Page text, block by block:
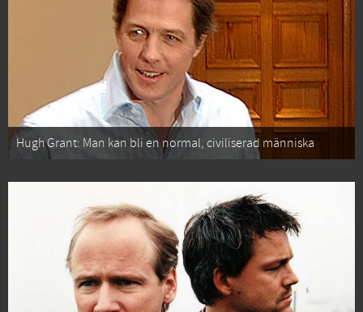
Hugh Grant: Man kan bli en normal, civiliserad människa